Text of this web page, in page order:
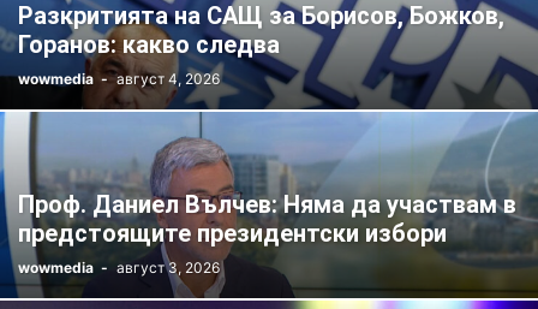
Разкритията на САЩ за Борисов, Божков,
Горанов: какво следва
wowmedia - август 4, 2026
Проф. Даниел Вълчев: Няма да участвам в
предстоящите президентски избори
wowmedia - август 3, 2026